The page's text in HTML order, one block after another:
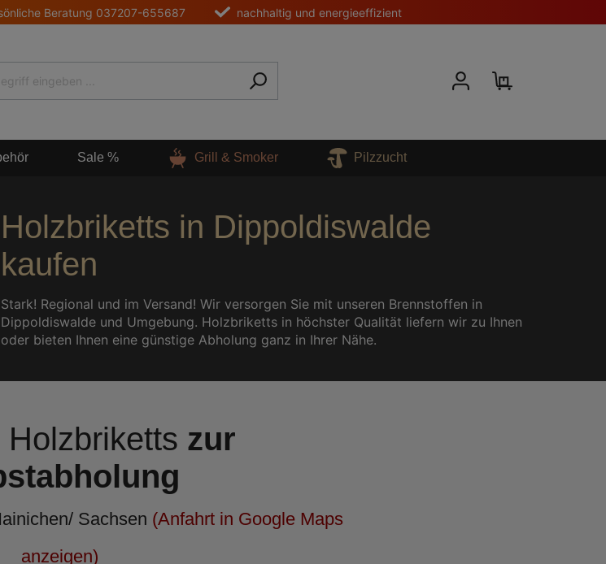
Beratung 037207-655687 nachhaltig und energieeffizient
Sale % Grill & Smoker Pilzzucht
Holzbriketts in Dippoldiswalde
kaufen
Stark! Regional und im Versand! Wir versorgen Sie mit unseren Brennstoffen in
Dippoldiswalde und Umgebung. Holzbriketts in höchster Qualität liefern wir zu Ihnen
oder bieten Ihnen eine günstige Abholung ganz in Ihrer Nähe.
Holzbriketts zur
Sachsen (Anfahrt in Google Maps
anzeigen)